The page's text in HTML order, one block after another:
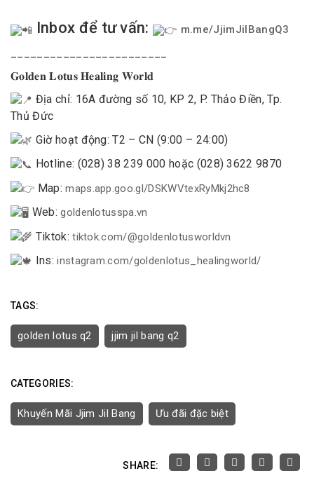
Inbox để tư vấn: m.me/JjimJilBangQ3
𝐆𝐨𝐥𝐝𝐞𝐧 𝐋𝐨𝐭𝐮𝐬 𝐇𝐞𝐚𝐥𝐢𝐧𝐠 𝐖𝐨𝐫𝐥𝐝
Địa chỉ: 16A đường số 10, KP 2, P. Thảo Điền, Tp.
Thủ Đức
Giờ hoạt động: T2 – CN (9:00 – 24:00)
Hotline: (028) 38 239 000 hoặc (028) 3622 9870
Map:maps.app.goo.gl/DSKWVtexRyMkj2hc8
Web:goldenlotusspa.vn
Tiktok:tiktok.com/@goldenlotusworldvn
Ins:instagram.com/goldenlotus_healingworld/
TAGS:
golden lotus q2 jjim jil bang q2
CATEGORIES:
Khuyến Mãi Jjim Jil Bang Ưu đãi đặc biệt
SHARE: